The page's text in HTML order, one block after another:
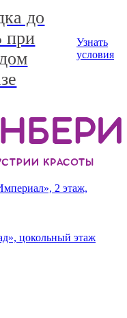
до
при
Узнать
условия
2 этаж,
цокольный этаж